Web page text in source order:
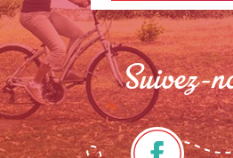
Suivez-